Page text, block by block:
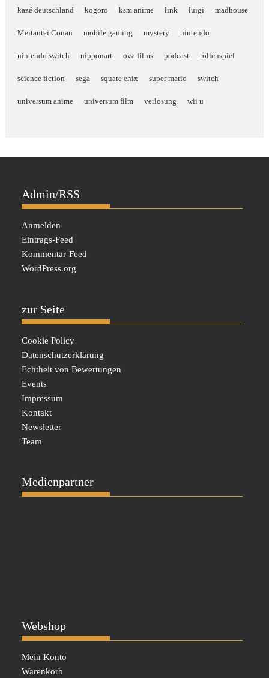
kazé deutschland kogoro ksm anime link luigi madhouse
Meitantei Conan mobile gaming mystery nintendo
nintendo switch nipponart ova films podcast rollenspiel
science fiction sega square enix super mario switch
universum anime universum film verlosung wii u
Admin/RSS
Anmelden
Eintrags-Feed
Kommentar-Feed
WordPress.org
zur Seite
Cookie Policy
Datenschutzerklärung
Echtheit von Bewertungen
Events
Impressum
Kontakt
Newsletter
Team
Medienpartner
Webshop
Mein Konto
Warenkorb